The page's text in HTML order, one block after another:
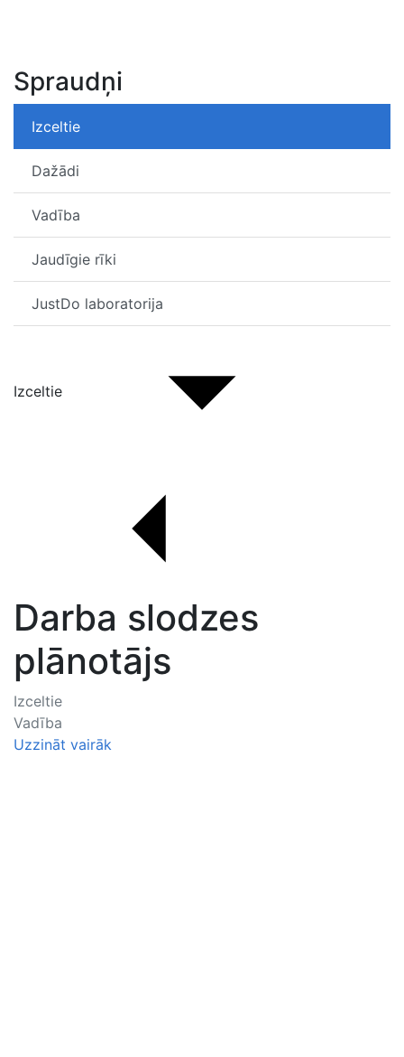
Spraudņi
Izceltie
Dažādi
Vadība
Jaudīgie rīki
JustDo laboratorija
Izceltie
Darba slodzes
plānotājs
Izceltie
Vadība
Uzzināt vairāk